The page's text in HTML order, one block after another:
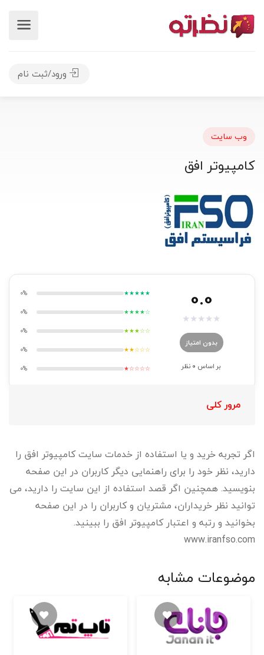
ورود/ثبت نام
وب سایت
کامپیوتر افق
0.0
★
★
★
★
★
بدون امتیاز
بر اساس 0 نظر
★★★★★
0%
★★★★☆
0%
★★★☆☆
0%
★★☆☆☆
0%
★☆☆☆☆
0%
مرور کلی
اگر تجربه خرید و یا استفاده از خدمات سایت کامپیوتر افق را
دارید، نظر خود را برای راهنمایی دیگر کاربران در این صفحه
بنویسید. همچنین اگر قصد استفاده از این سایت را دارید، می
توانید نظر خریداران، مشتریان و کاربران را در این صفحه
بخوانید و رتبه و اعتبار کامپیوتر افق را ببینید.
www.iranfso.com
موضوعات مشابه